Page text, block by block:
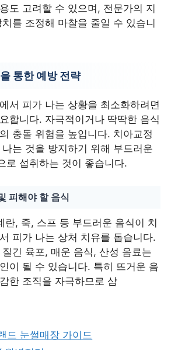
도 고려할 수 있으며, 전문가의 지
를 조정해 마찰을 줄일 수 있습니
통한 예방 전략
서 피가 나는 상황을 최소화하려면
합니다. 자극적이거나 딱딱한 음식
충돌 위험을 높입니다. 치아교정
는 것을 방지하기 위해 부드러운
로 섭취하는 것이 좋습니다.
피해야 할 음식
란, 죽, 스프 등 부드러운 음식이 치
피가 나는 상처 치유를 돕습니다.
긴 육포, 매운 음식, 산성 음료는
이 될 수 있습니다. 특히 뜨거운 음
한 조직을 자극하므로 삼
드 눈썰매장 가이드